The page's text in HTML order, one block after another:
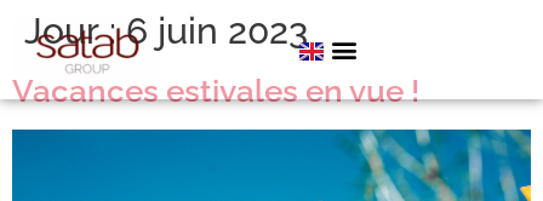
Jour :6 juin 2023
Vacances estivales en vue !